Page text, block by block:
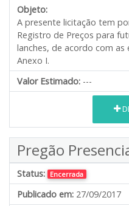
Objeto:
A presente licitação tem
Registro de Preços para
lanches, de acordo com
Anexo I.
Valor Estimado: ---
Pregão
Status: Encerrada
Publicado em: 27/09/2017